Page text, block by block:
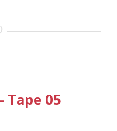
Tape 05